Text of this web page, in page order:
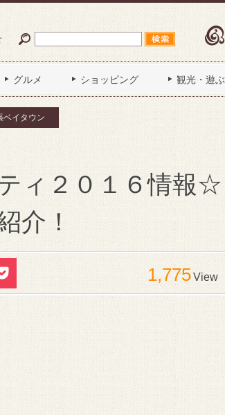
グルメ ショッピング 観光・遊ぶ
ベイタウン
ィ２０１６情報☆
介！
1,775View